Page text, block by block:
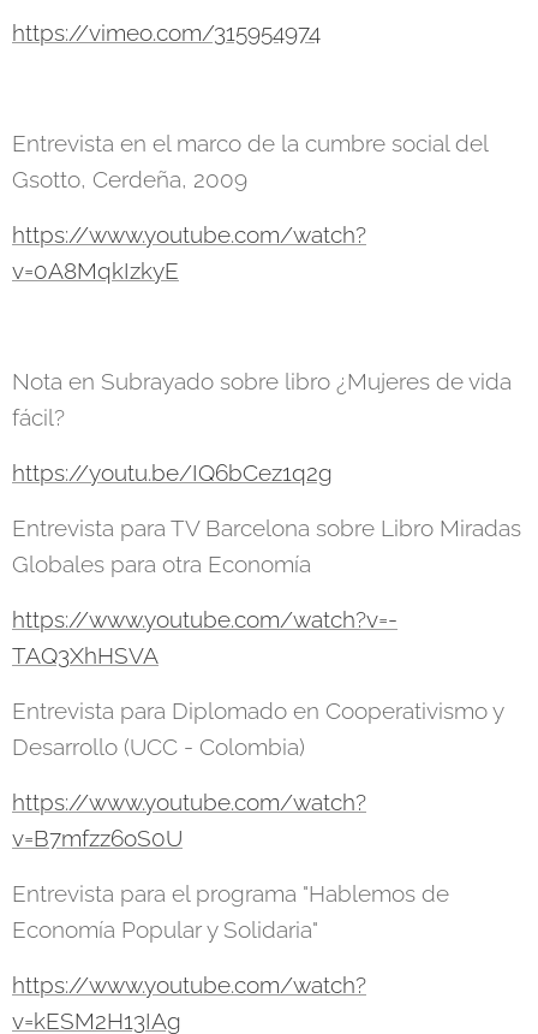
https://vimeo.com/315954974
Entrevista en el marco de la cumbre social del
Gsotto, Cerdeña, 2009
https://www.youtube.com/watch?
v=0A8MqkIzkyE
Nota en Subrayado sobre libro ¿Mujeres de vida
fácil?
https://youtu.be/IQ6bCez1q2g
Entrevista para TV Barcelona sobre Libro Miradas
Globales para otra Economía
https://www.youtube.com/watch?v=-
TAQ3XhHSVA
Entrevista para Diplomado en Cooperativismo y
Desarrollo (UCC - Colombia)
https://www.youtube.com/watch?
v=B7mfzz6oS0U
Entrevista para el programa "Hablemos de
Economía Popular y Solidaria"
https://www.youtube.com/watch?
v=kESM2H13IAg